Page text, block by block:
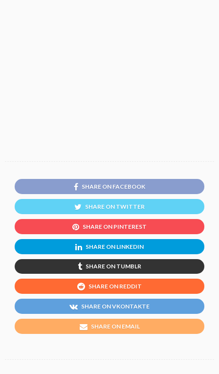
SHARE ON FACEBOOK
SHARE ON TWITTER
SHARE ON PINTEREST
SHARE ON LINKEDIN
SHARE ON TUMBLR
SHARE ON REDDIT
SHARE ON VKONTAKTE
SHARE ON EMAIL